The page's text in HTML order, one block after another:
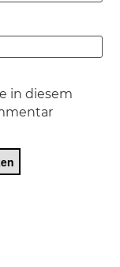
in diesem